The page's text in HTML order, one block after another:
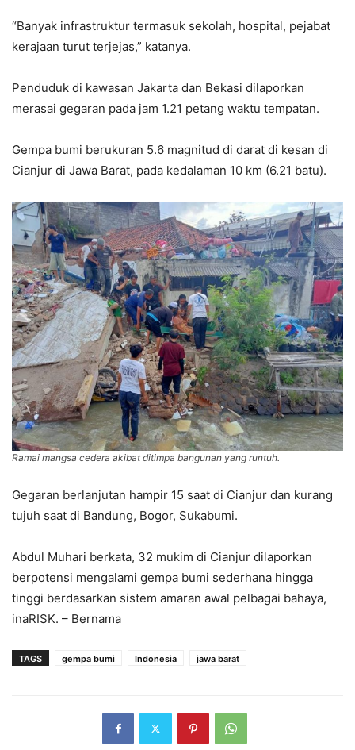
“Banyak infrastruktur termasuk sekolah, hospital, pejabat
kerajaan turut terjejas,” katanya.
Penduduk di kawasan Jakarta dan Bekasi dilaporkan
merasai gegaran pada jam 1.21 petang waktu tempatan.
Gempa bumi berukuran 5.6 magnitud di darat di kesan di
Cianjur di Jawa Barat, pada kedalaman 10 km (6.21 batu).
Ramai mangsa cedera akibat ditimpa bangunan yang runtuh.
Gegaran berlanjutan hampir 15 saat di Cianjur dan kurang
tujuh saat di Bandung, Bogor, Sukabumi.
Abdul Muhari berkata, 32 mukim di Cianjur dilaporkan
berpotensi mengalami gempa bumi sederhana hingga
tinggi berdasarkan sistem amaran awal pelbagai bahaya,
inaRISK. – Bernama
TAGS gempa bumi Indonesia jawa barat